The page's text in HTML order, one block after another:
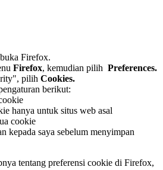
Firefox.
Firefox, kemudian pilih Preferences.
pilih Cookies.
berikut:
hanya untuk situs web asal
cookie
kepada saya sebelum menyimpan
tentang preferensi cookie di Firefox,